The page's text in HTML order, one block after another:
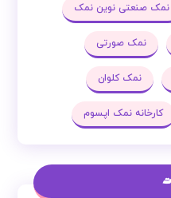
نمک صنعتی نوین نمک
نمک صورتی
نمک کلوان
کارخانه نمک اپسوم